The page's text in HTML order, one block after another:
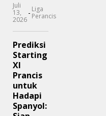
Juli
13,
2026
- Liga
Perancis
Prediksi
Starting
XI
Prancis
untuk
Hadapi
Spanyol: